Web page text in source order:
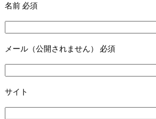
ビ
ゲ
ー
シ
ョ
ン
名前 必須
メール（公開されません） 必須
サイト